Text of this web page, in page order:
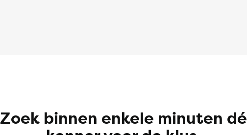
Zoek binnen enkele minuten dé